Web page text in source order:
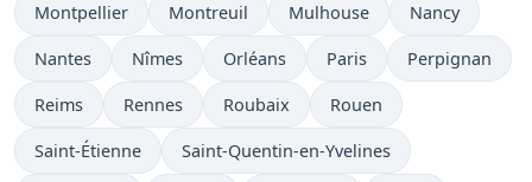
Montpellier Montreuil Mulhouse Nancy
Nantes Nîmes Orléans Paris Perpignan
Reims Rennes Roubaix Rouen
Saint-Étienne Saint-Quentin-en-Yvelines